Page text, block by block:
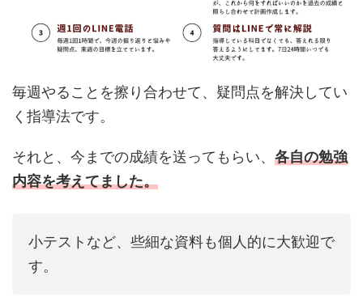
毎週やることを擦り合わせて、疑問点を解決してい
く指導法です。
それと、今までの成績を送ってもらい、 各自の勉強
内容を考えてました。
小テストなど、些細な資料も個人的に大歓迎で
す。